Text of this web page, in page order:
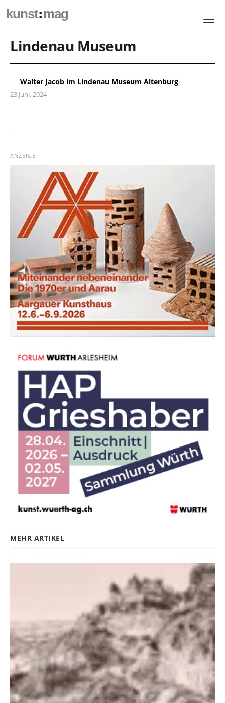
kunst:mag
Lindenau Museum
Walter Jacob im Lindenau Museum Altenburg
23 Juni, 2024
ANZEIGE
MEHR ARTIKEL